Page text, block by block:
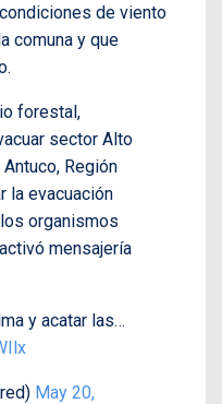
de viento
comuna y que
forestal,
sector Alto
Región
la evacuación
organismos
activó mensajería
y acatar las…
May 20,